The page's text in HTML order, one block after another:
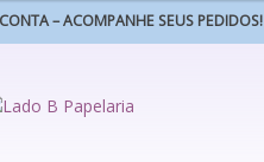
– ACOMPANHE SEUS PEDIDOS!
Pular
Pular